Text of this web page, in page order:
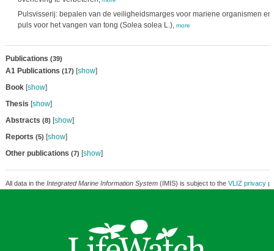
Pulsvisserij: bepalen van de veiligheidsmarges voor mariene organismen
puls voor het vangen van tong (Solea solea L.), more
Publications (39)
A1 Publications (17) [show]
Book[show]
Thesis [show]
Abstracts (8) [show]
Reports (5) [show]
Other publications (7) [show]
All data in the Integrated Marine Information System(IMIS) is subject to the VLIZ privacy